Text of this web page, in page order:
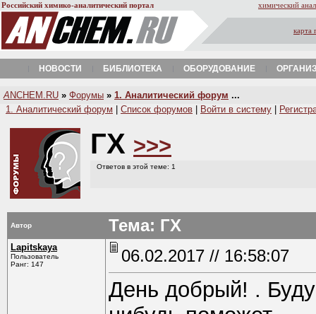
Российский химико-аналитический портал химический
карта
НОВОСТИ БИБЛИОТЕКА ОБОРУДОВАНИЕ
A NCHEM.RU » Форумы » 1. Аналитический форум ...
1. Аналитический форум
Список форумов Войти в систему
ГХ >>>
Ответов в этой теме: 1
Автор Тема: ГХ
Lapitskaya
Пользователь
Ранг: 147
06.02.2017 // 16:58:07
День добрый! .